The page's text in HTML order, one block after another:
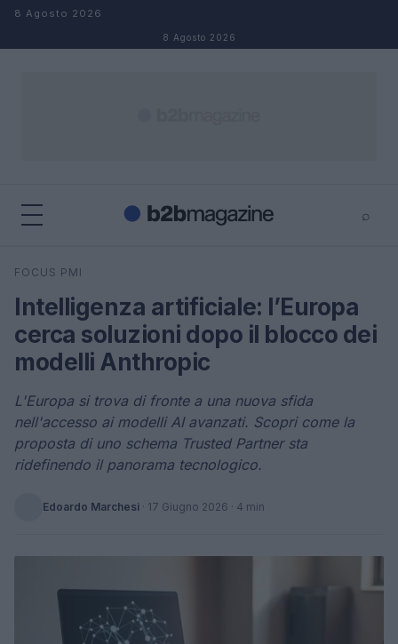
Salta al contenuto
8 Agosto 2026
8 Agosto 2026
⌕
Cerca
FOCUS PMI
Intelligenza artificiale: l’Europa
cerca soluzioni dopo il blocco dei
modelli Anthropic
L'Europa si trova di fronte a una nuova sfida
nell'accesso ai modelli AI avanzati. Scopri come la
proposta di uno schema Trusted Partner sta
ridefinendo il panorama tecnologico.
Edoardo Marchesi · 17 Giugno 2026 · 4 min